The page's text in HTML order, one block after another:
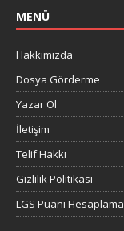
MENÜ
Hakkımızda
Dosya Görderme
Yazar Ol
İletişim
Telif Hakkı
Gizlilik Politikası
LGS Puanı Hesaplama